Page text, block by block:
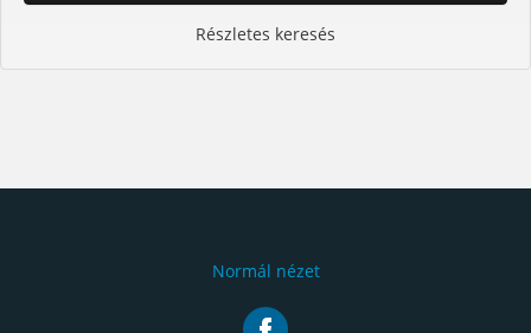
Részletes keresés
Normál nézet